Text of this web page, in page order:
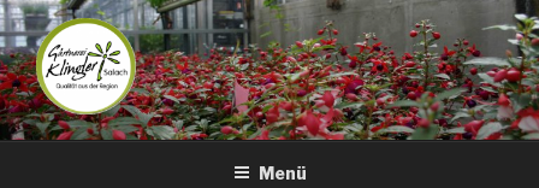
Zum
Inhalt
springen
GÄRTNEREI KLINGLER –
Qualität aus der Region…
Menü